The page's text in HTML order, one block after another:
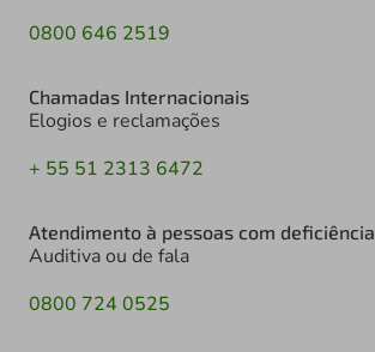
0800 646 2519
Chamadas Internacionais
Elogios e reclamações
+ 55 51 2313 6472
Atendimento à pessoas com deficiência
Auditiva ou de fala
0800 724 0525